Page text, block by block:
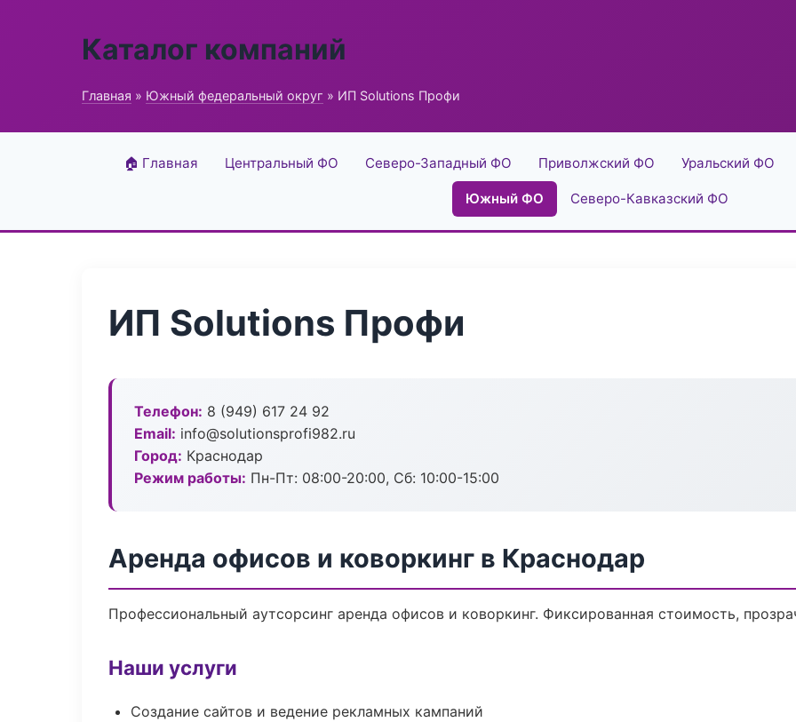
Каталог компаний
Главная » Южный федеральный округ » ИП Solutions Профи
🏠 Главная Центральный ФО Северо-Западный ФО Приволжский ФО Уральский ФО
Южный ФО Северо-Кавказский ФО
ИП Solutions Профи
Телефон: 8 (949) 617 24 92
Email: info@solutionsprofi982.ru
Город: Краснодар
Режим работы: Пн-Пт: 08:00-20:00, Сб: 10:00-15:00
Аренда офисов и коворкинг в Краснодар
Профессиональный аутсорсинг аренда офисов и коворкинг. Фиксированная стоимость,
Наши услуги
Создание сайтов и ведение рекламных кампаний